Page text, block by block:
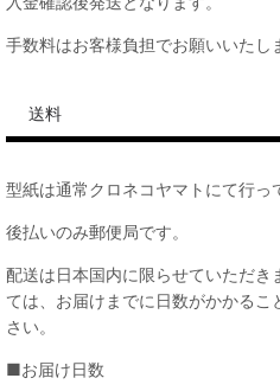
手数料はお客様負担でお願いいたし
送料
型紙は通常クロネコヤマトにて行っ
後払いのみ郵便局です。
配送は日本国内に限らせていただき
ては、お届けまでに日数がかかる
さい。
■お届け日数